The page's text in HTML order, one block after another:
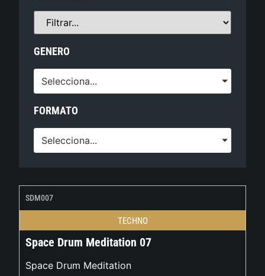
GENERO
Selecciona...
FORMATO
Selecciona...
SDM007
TECHNO
Space Drum Meditation 07
Space Drum Meditation